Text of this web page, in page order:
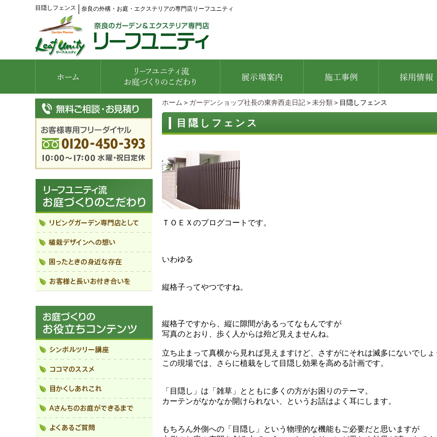
目隠しフェンス 奈良の外構・お庭・エクステリアの専門店リーフユニティ
ホーム ＞ ガーデンショップ社長の東奔西走日記 ＞ 未分類 ＞目隠しフェンス
目隠しフェンス
ＴＯＥＸのプログコートです。
いわゆる
縦格子ってやつですね。
縦格子ですから、縦に隙間があるってなもんですが
写真のとおり、歩く人からは殆ど見えませんね。
立ち止まって真横から見れば見えますけど、さすがにそれは滅多にないでしょ
この現場では、さらに植栽をして目隠し効果を高める計画です。
「目隠し」は「雑草」とともに多くの方がお困りのテーマ。
カーテンがなかなか開けられない、というお話はよく耳にします。
もちろん外側への「目隠し」という物理的な機能もご必要だと思いますが